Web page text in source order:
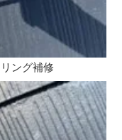
ング補修